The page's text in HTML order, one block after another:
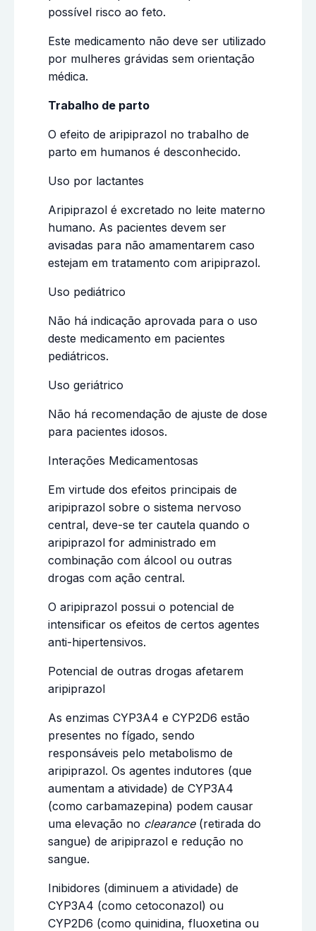
possível risco ao feto.
Este medicamento não deve ser utilizado
por mulheres grávidas sem orientação
médica.
Trabalho de parto
O efeito de aripiprazol no trabalho de
parto em humanos é desconhecido.
Uso por lactantes
Aripiprazol é excretado no leite materno
humano. As pacientes devem ser
avisadas para não amamentarem caso
estejam em tratamento com aripiprazol.
Uso pediátrico
Não há indicação aprovada para o uso
deste medicamento em pacientes
pediátricos.
Uso geriátrico
Não há recomendação de ajuste de dose
para pacientes idosos.
Interações Medicamentosas
Em virtude dos efeitos principais de
aripiprazol sobre o sistema nervoso
central, deve-se ter cautela quando o
aripiprazol for administrado em
combinação com álcool ou outras
drogas com ação central.
O aripiprazol possui o potencial de
intensificar os efeitos de certos agentes
anti-hipertensivos.
Potencial de outras drogas afetarem
aripiprazol
As enzimas CYP3A4 e CYP2D6 estão
presentes no fígado, sendo
responsáveis pelo metabolismo de
aripiprazol. Os agentes indutores (que
aumentam a atividade) de CYP3A4
(como carbamazepina) podem causar
uma elevação no clearance (retirada do
sangue) de aripiprazol e redução no
sangue.
Inibidores (diminuem a atividade) de
CYP3A4 (como cetoconazol) ou
CYP2D6 (como quinidina, fluoxetina ou